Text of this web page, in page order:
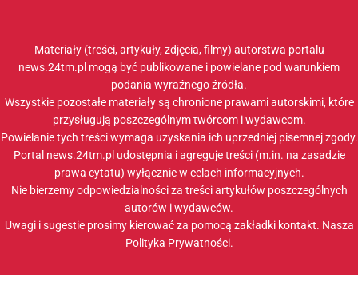
Materiały (treści, artykuły, zdjęcia, filmy) autorstwa portalu
news.24tm.pl mogą być publikowane i powielane pod warunkiem
podania wyraźnego źródła.
Wszystkie pozostałe materiały są chronione prawami autorskimi, które
przysługują poszczególnym twórcom i wydawcom.
Powielanie tych treści wymaga uzyskania ich uprzedniej pisemnej zgody.
Portal news.24tm.pl udostępnia i agreguje treści (m.in. na zasadzie
prawa cytatu) wyłącznie w celach informacyjnych.
Nie bierzemy odpowiedzialności za treści artykułów poszczególnych
autorów i wydawców.
Uwagi i sugestie prosimy kierować za pomocą zakładki kontakt. Nasza
Polityka Prywatności.